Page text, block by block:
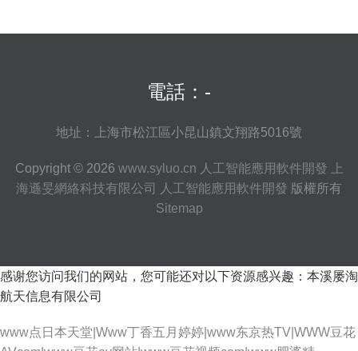
電話：-
地址：上海市松江區小昆山鎮文翔路5016號
Copyright © 2026 www.syluo.cn 人工智能應用軟件開發
上
海遜旻網絡科技有限公司
人工智能應用軟件開發 版權所有
Sitemap
感谢您访问我们的网站，您可能还对以下资源感兴趣：本溪屡淘
航天信息有限公司
www点日本天堂|Www丁香五月婷婷|www东京热TV|WWW豆花